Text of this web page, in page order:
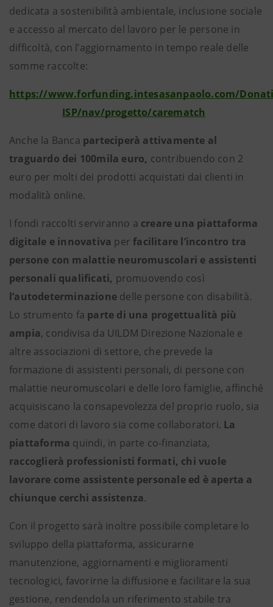
dedicata a sostenibilità ambientale, inclusione sociale
e accesso al mercato del lavoro per le persone in
difficoltà, con l’aggiornamento in tempo reale delle
somme raccolte:
https://www.forfunding.intesasanpaolo.com/
ISP/nav/progetto/carematch
Anche la Banca parteciperà attivamente al
traguardo dei 100mila euro, contribuendo con 2
euro per molti dei prodotti acquistati dai clienti in
modalità online.
I fondi raccolti serviranno a creare una piattaforma
digitale e innovativa per facilitare l’incontro tra
persone con malattie neuromuscolari e assistenti
personali qualificati, promuovendo così
l’autodeterminazione delle persone con disabilità.
Lo strumento fa parte di una progettualità più
ampia, condivisa da UILDM Direzione Nazionale e
altre associazioni di settore, che prevede la
formazione di assistenti personali, di persone con
malattie neuromuscolari e delle loro famiglie, affinché
acquisiscano la consapevolezza del proprio ruolo, sia
come datori di lavoro sia come collaboratori. La
piattaforma quindi, in parte co-finanziata,
raccoglierà professionisti formati, chi vuole
lavorare come assistente personale ed è aperta a
chiunque cerchi assistenza.
Con il progetto sarà inoltre possibile completare lo
sviluppo della piattaforma, assicurarne
manutenzione, aggiornamenti e miglioramenti
tecnologici, favorirne la diffusione e facilitare la sua
gestione, rendendola un riferimento stabile tra